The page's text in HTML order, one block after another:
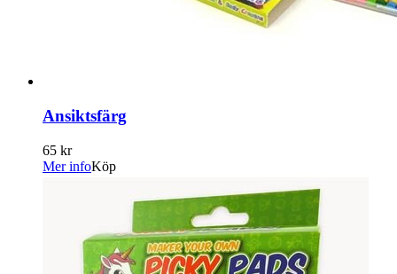
Ansiktsfärg
65 kr
Mer infoKöp